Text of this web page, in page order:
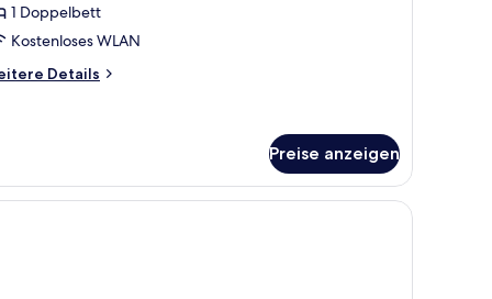
1 Doppelbett
Kostenloses WLAN
Details
Preise anzeigen